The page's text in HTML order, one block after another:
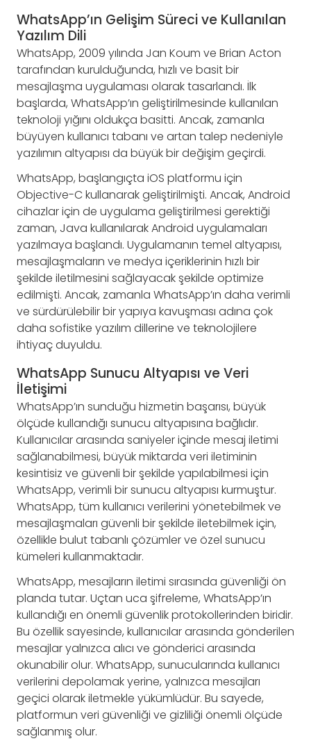
WhatsApp’ın Gelişim Süreci ve Kullanılan
Yazılım Dili
WhatsApp, 2009 yılında Jan Koum ve Brian Acton
tarafından kurulduğunda, hızlı ve basit bir
mesajlaşma uygulaması olarak tasarlandı. İlk
başlarda, WhatsApp’ın geliştirilmesinde kullanılan
teknoloji yığını oldukça basitti. Ancak, zamanla
büyüyen kullanıcı tabanı ve artan talep nedeniyle
yazılımın altyapısı da büyük bir değişim geçirdi.
WhatsApp, başlangıçta iOS platformu için
Objective-C kullanarak geliştirilmişti. Ancak, Android
cihazlar için de uygulama geliştirilmesi gerektiği
zaman, Java kullanılarak Android uygulamaları
yazılmaya başlandı. Uygulamanın temel altyapısı,
mesajlaşmaların ve medya içeriklerinin hızlı bir
şekilde iletilmesini sağlayacak şekilde optimize
edilmişti. Ancak, zamanla WhatsApp’ın daha verimli
ve sürdürülebilir bir yapıya kavuşması adına çok
daha sofistike yazılım dillerine ve teknolojilere
ihtiyaç duyuldu.
WhatsApp Sunucu Altyapısı ve Veri
İletişimi
WhatsApp’ın sunduğu hizmetin başarısı, büyük
ölçüde kullandığı sunucu altyapısına bağlıdır.
Kullanıcılar arasında saniyeler içinde mesaj iletimi
sağlanabilmesi, büyük miktarda veri iletiminin
kesintisiz ve güvenli bir şekilde yapılabilmesi için
WhatsApp, verimli bir sunucu altyapısı kurmuştur.
WhatsApp, tüm kullanıcı verilerini yönetebilmek ve
mesajlaşmaları güvenli bir şekilde iletebilmek için,
özellikle bulut tabanlı çözümler ve özel sunucu
kümeleri kullanmaktadır.
WhatsApp, mesajların iletimi sırasında güvenliği ön
planda tutar. Uçtan uca şifreleme, WhatsApp’ın
kullandığı en önemli güvenlik protokollerinden biridir.
Bu özellik sayesinde, kullanıcılar arasında gönderilen
mesajlar yalnızca alıcı ve gönderici arasında
okunabilir olur. WhatsApp, sunucularında kullanıcı
verilerini depolamak yerine, yalnızca mesajları
geçici olarak iletmekle yükümlüdür. Bu sayede,
platformun veri güvenliği ve gizliliği önemli ölçüde
sağlanmış olur.